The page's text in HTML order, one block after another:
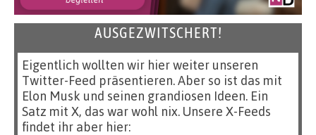
AUSGEZWITSCHERT!
Eigentlich wollten wir hier weiter unseren
Twitter-Feed präsentieren. Aber so ist das mit
Elon Musk und seinen grandiosen Ideen. Ein
Satz mit X, das war wohl nix. Unsere X-Feeds
findet ihr aber hier: